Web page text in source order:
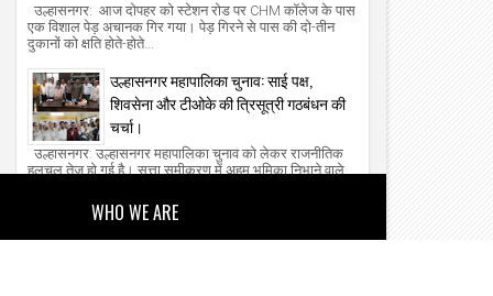
उल्हासनगर: आज दोपहर को स्टेशन रोड पर CHM कॉलेज के पास
एक विशाल पेड़ अचानक गिर गया। पेड़ गिरने से पास की दो-तीन
दुकानों को क्षति होते-होते...
उल्हासनगर महापालिका चुनाव: साई पक्ष,
शिवसेना और टीओके की त्रिसूत्री गठबंधन की
चर्चा।
उल्हासनगर: उल्हासनगर महापालिका चुनाव को लेकर राजनीतिक
हलचल तेज हो गई है। सत्ता समीकरण में अहम भूमिका निभाने वाले
WHO WE ARE